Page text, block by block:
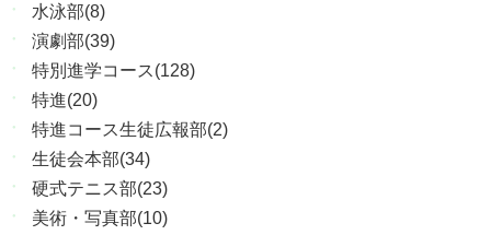
水泳部(8)
演劇部(39)
特別進学コース(128)
特進(20)
特進コース生徒広報部(2)
生徒会本部(34)
硬式テニス部(23)
美術・写真部(10)